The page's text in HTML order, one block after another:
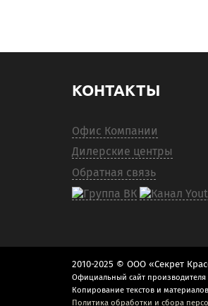
КОНТАКТЫ
Офис Компании
Дилерские центры
Обратная связь
2010-2025 © ООО «Секрет
Официальный сайт
Копирование текстов и
Политика обработки и сбора